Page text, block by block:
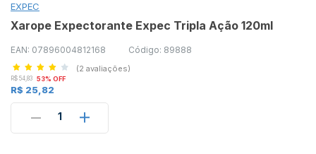
EXPEC
Xarope Expectorante Expec Tripla Ação 120ml
EAN: 07896004812168 Código: 89888
(2 avaliações)
R$ 54,83 53% OFF
R$ 25,82
1